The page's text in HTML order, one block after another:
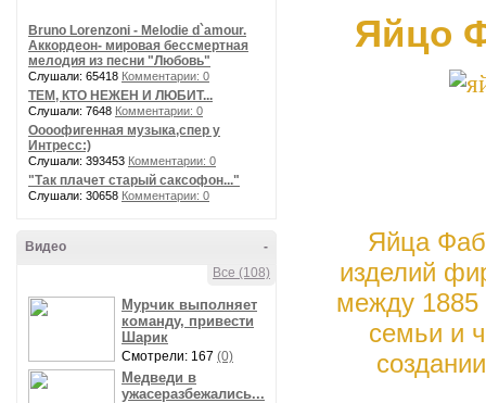
Bruno Lorenzoni - Melodie d`amour.
Аккордеон- мировая бессмертная
мелодия из песни "Любовь"
Слушали: 65418 Комментарии: 0
ТЕМ, КТО НЕЖЕН И ЛЮБИТ...
Слушали: 7648 Комментарии: 0
Оооофигенная музыка,спер у
Интресс:)
Слушали: 393453 Комментарии: 0
"Так плачет старый саксофон..."
Слушали: 30658 Комментарии: 0
-
Видео
Все (108)
Мурчик выполняет
команду, привести
Шарик
Смотрели: 167 (0)
Медведи в
ужасеразбежались...
Яйцо
Яйца
изделий
между 1885
семьи и